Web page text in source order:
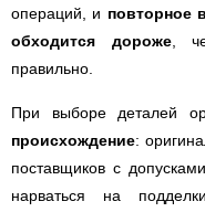
операций, и повторное
обходится дороже,
правильно.
При выборе деталей
происхождение:
поставщиков с
нарваться на